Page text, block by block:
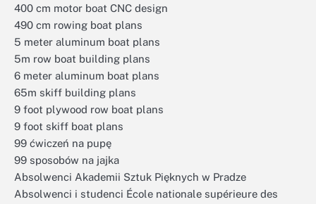
400 cm motor boat CNC design
490 cm rowing boat plans
5 meter aluminum boat plans
5m row boat building plans
6 meter aluminum boat plans
65m skiff building plans
9 foot plywood row boat plans
9 foot skiff boat plans
99 ćwiczeń na pupę
99 sposobów na jajka
Absolwenci Akademii Sztuk Pięknych w Pradze
Absolwenci i studenci École nationale supérieure des